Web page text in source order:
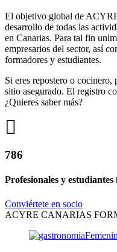
El objetivo global de
desarrollo de todas las
en Canarias. Para tal fin
empresarios del sector, así
formadores y estudiantes.
Si eres repostero o cocinero,
sitio asegurado. El registro
¿Quieres saber más?
786
Profesionales y
Conviértete en socio
ACYRE CANARIAS